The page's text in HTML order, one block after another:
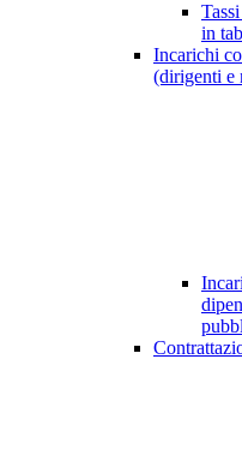
in
Incarichi
(dirigenti e